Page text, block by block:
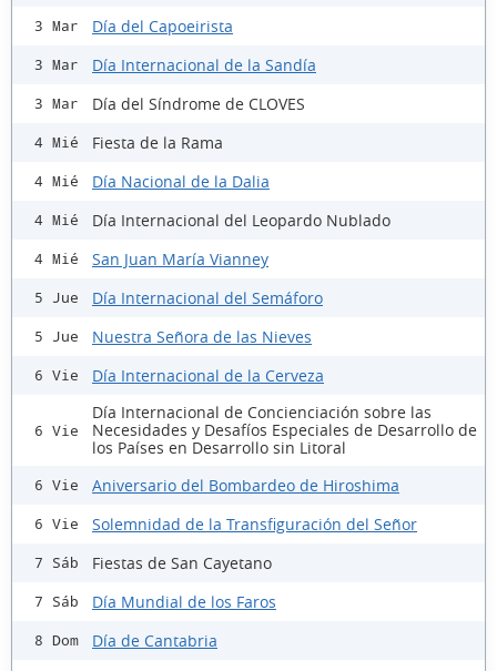
3 Mar Día del Capoeirista
3 Mar Día Internacional de la Sandía
3 Mar Día del Síndrome de CLOVES
4 Mié Fiesta de la Rama
4 Mié Día Nacional de la Dalia
4 Mié Día Internacional del Leopardo Nublado
4 Mié San Juan María Vianney
5 Jue Día Internacional del Semáforo
5 Jue Nuestra Señora de las Nieves
6 Vie Día Internacional de la Cerveza
6 Vie
Día Internacional de Concienciación sobre las
Necesidades y Desafíos Especiales de Desarrollo de
los Países en Desarrollo sin Litoral
6 Vie Aniversario del Bombardeo de Hiroshima
6 Vie Solemnidad de la Transfiguración del Señor
7 Sáb Fiestas de San Cayetano
7 Sáb Día Mundial de los Faros
8 Dom
Día de Cantabria